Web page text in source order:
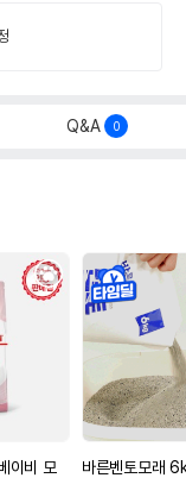
Q&A 0
이비 모
바른벤토모래